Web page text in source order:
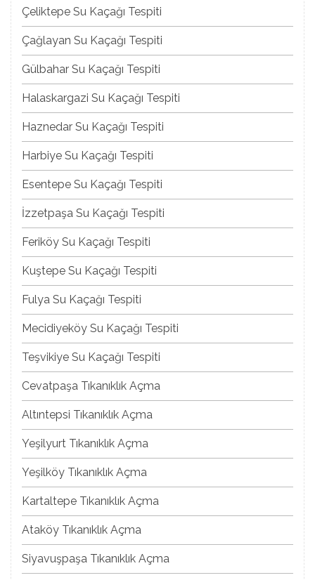
Çeliktepe Su Kaçağı Tespiti
Çağlayan Su Kaçağı Tespiti
Gülbahar Su Kaçağı Tespiti
Halaskargazi Su Kaçağı Tespiti
Haznedar Su Kaçağı Tespiti
Harbiye Su Kaçağı Tespiti
Esentepe Su Kaçağı Tespiti
İzzetpaşa Su Kaçağı Tespiti
Feriköy Su Kaçağı Tespiti
Kuştepe Su Kaçağı Tespiti
Fulya Su Kaçağı Tespiti
Mecidiyeköy Su Kaçağı Tespiti
Teşvikiye Su Kaçağı Tespiti
Cevatpaşa Tıkanıklık Açma
Altıntepsi Tıkanıklık Açma
Yeşilyurt Tıkanıklık Açma
Yeşilköy Tıkanıklık Açma
Kartaltepe Tıkanıklık Açma
Ataköy Tıkanıklık Açma
Siyavuşpaşa Tıkanıklık Açma